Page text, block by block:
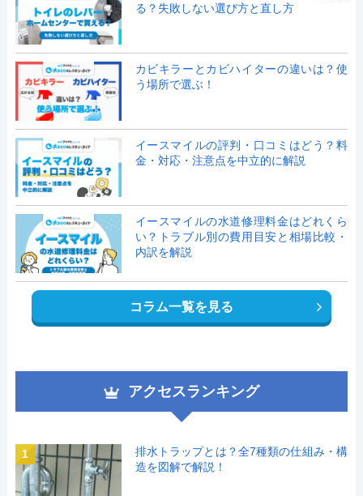
る？失敗しない選び方と直し方
カビキラーとカビハイターの違いは？使
う場所で選ぶ！
イースマイルの評判・口コミはどう？料
金・対応・注意点を中立的に解説
イースマイルの水道修理料金はどれくら
い？トラブル別の費用目安と相場比較・
内訳を解説
コラム一覧を見る
アクセスランキング
1
排水トラップとは？全7種類の仕組み・構
造を図解で解説！